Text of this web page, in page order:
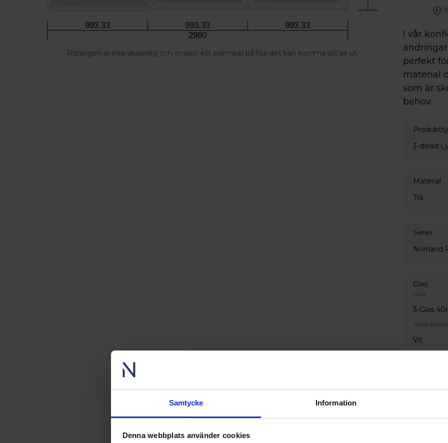
Samtycke Information
Denna webbplats använder cookies
2980
993.33 993.33 993.33
Ritningen är inte skalenlig och endast ett exempel på hur det kan komma att se ut.
Betala direkt,
I vår
perfekt
material
som är
behov.
3-delad
Material
Trä
Serier
Norrland
Glas
Glas
3-Glas
Vit
Härdat